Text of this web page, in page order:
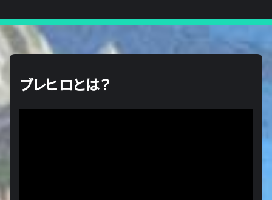
ブレヒロとは？